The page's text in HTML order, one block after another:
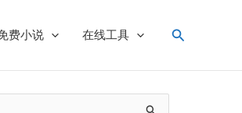
费小说 在线工具
搜